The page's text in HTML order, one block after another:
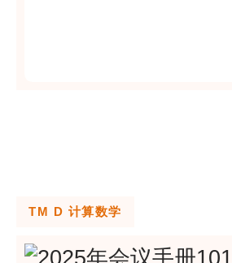
TM D 计算数学